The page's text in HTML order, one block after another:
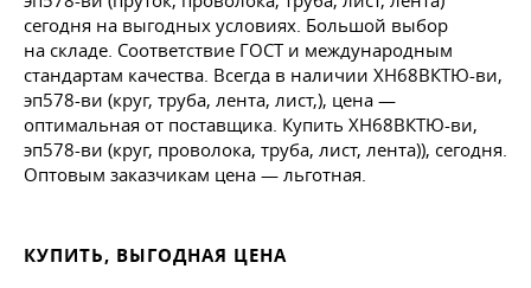
сегодня на выгодных условиях. Большой выбор
на складе. Соответствие ГОСТ и международным
стандартам качества. Всегда в наличии ХН68ВКТЮ-ви,
эп578-ви (круг, труба, лента, лист,), цена —
оптимальная от поставщика. Купить ХН68ВКТЮ-ви,
эп578-ви (круг, проволока, труба, лист, лента)), сегодня.
Оптовым заказчикам цена — льготная.
КУПИТЬ, ВЫГОДНАЯ ЦЕНА